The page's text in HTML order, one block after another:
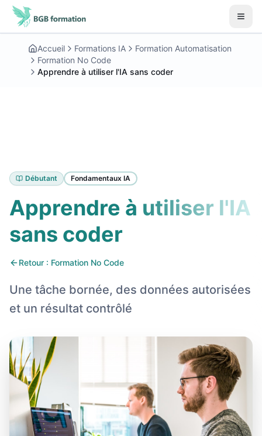
Aller au contenu principal
Accueil Formations IA
Formation Automatisation
Formation No Code
Apprendre à utiliser l'IA sans coder
Débutant Fondamentaux IA
Apprendre à utiliser l'IA
sans coder
Retour : Formation No Code
Une tâche bornée, des données autorisées
et un résultat contrôlé